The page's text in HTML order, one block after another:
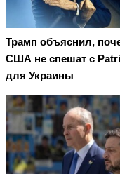
Трамп объяснил,
США не спешат с
для Украины